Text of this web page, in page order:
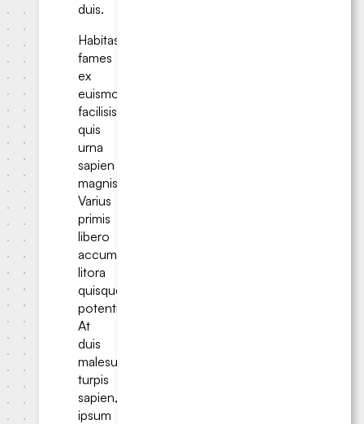
duis.
Habitasse
fames
ex
euismod
facilisis
quis
urna
sapien
magnis.
Varius
primis
libero
accumsan
litora
quisque
potenti.
At
duis
malesuada
turpis
sapien,
ipsum